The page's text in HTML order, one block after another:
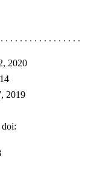
2020
2019